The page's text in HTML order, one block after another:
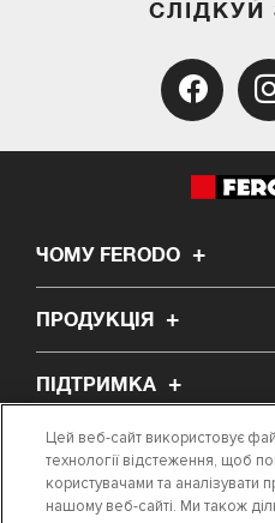
СЛІДКУЙ
ЧОМУ FERODO
ПРОДУКЦІЯ
ПІДТРИМКА
ПРО НАС
СТАТТЯ
Цей веб-сайт використовує
технології відстеження, щоб
користувачами та аналізувати
нашому веб-сайті. Ми також